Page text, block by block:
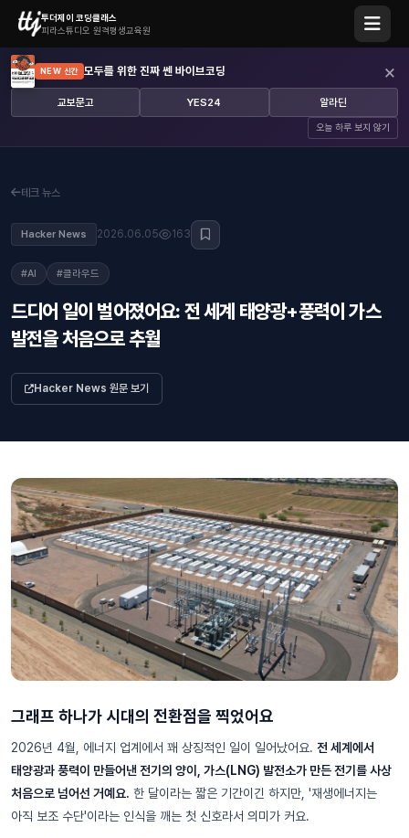
투더제이 코딩클래스
피라스튜디오 원격평생교육원
NEW 신간 모두를 위한 진짜 쎈 바이브코딩
교보문고 YES24 알라딘
오늘 하루 보지 않기
×
테크 뉴스
Hacker News 2026.06.05 163
#AI #클라우드
드디어 일이 벌어졌어요: 전 세계 태양광+풍력이 가스
발전을 처음으로 추월
Hacker News 원문 보기
그래프 하나가 시대의 전환점을 찍었어요
2026년 4월, 에너지 업계에서 꽤 상징적인 일이 일어났어요. 전 세계에서
태양광과 풍력이 만들어낸 전기의 양이, 가스(LNG) 발전소가 만든 전기를 사상
처음으로 넘어선 거예요. 한 달이라는 짧은 기간이긴 하지만, '재생에너지는
아직 보조 수단'이라는 인식을 깨는 첫 신호라서 의미가 커요.